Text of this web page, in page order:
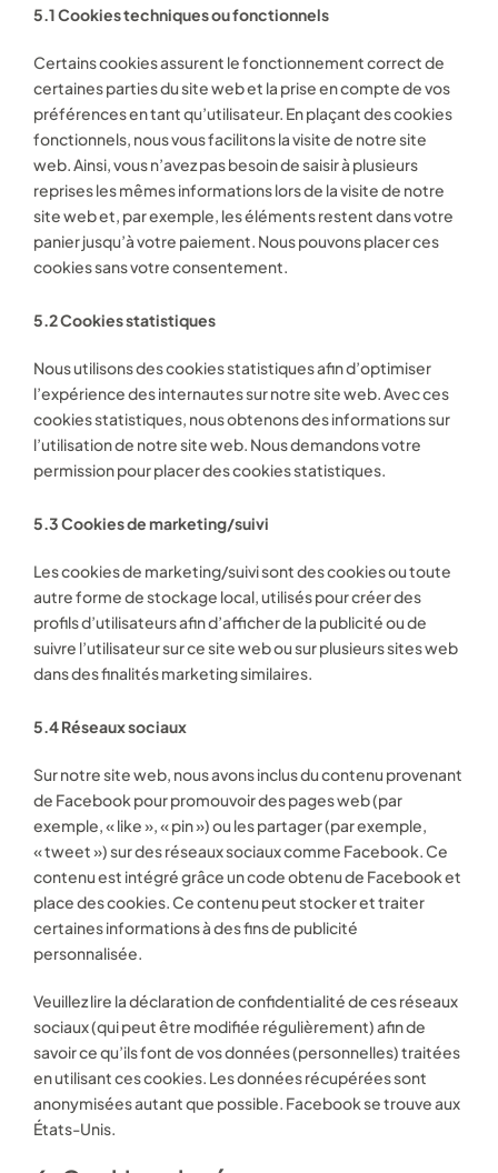
5.1 Cookies techniques ou fonctionnels
Certains cookies assurent le fonctionnement correct de
certaines parties du site web et la prise en compte de vos
préférences en tant qu’utilisateur. En plaçant des cookies
fonctionnels, nous vous facilitons la visite de notre site
web. Ainsi, vous n’avez pas besoin de saisir à plusieurs
reprises les mêmes informations lors de la visite de notre
site web et, par exemple, les éléments restent dans votre
panier jusqu’à votre paiement. Nous pouvons placer ces
cookies sans votre consentement.
5.2 Cookies statistiques
Nous utilisons des cookies statistiques afin d’optimiser
l’expérience des internautes sur notre site web. Avec ces
cookies statistiques, nous obtenons des informations sur
l’utilisation de notre site web. Nous demandons votre
permission pour placer des cookies statistiques.
5.3 Cookies de marketing/suivi
Les cookies de marketing/suivi sont des cookies ou toute
autre forme de stockage local, utilisés pour créer des
profils d’utilisateurs afin d’afficher de la publicité ou de
suivre l’utilisateur sur ce site web ou sur plusieurs sites web
dans des finalités marketing similaires.
5.4 Réseaux sociaux
Sur notre site web, nous avons inclus du contenu provenant
de Facebook pour promouvoir des pages web (par
exemple, « like », « pin ») ou les partager (par exemple,
« tweet ») sur des réseaux sociaux comme Facebook. Ce
contenu est intégré grâce un code obtenu de Facebook et
place des cookies. Ce contenu peut stocker et traiter
certaines informations à des fins de publicité
personnalisée.
Veuillez lire la déclaration de confidentialité de ces réseaux
sociaux (qui peut être modifiée régulièrement) afin de
savoir ce qu’ils font de vos données (personnelles) traitées
en utilisant ces cookies. Les données récupérées sont
anonymisées autant que possible. Facebook se trouve aux
États-Unis.